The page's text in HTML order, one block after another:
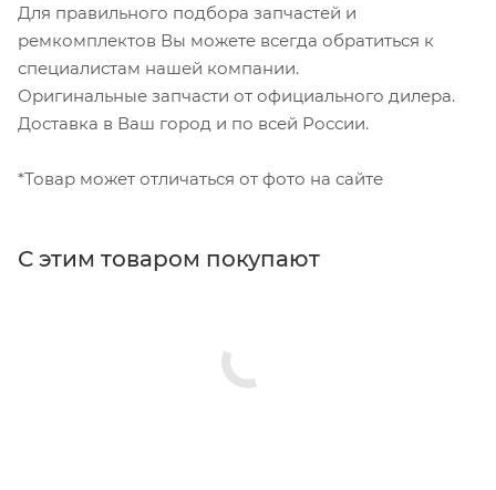
Для правильного подбора запчастей и
ремкомплектов Вы можете всегда обратиться к
специалистам нашей компании.
Оригинальные запчасти от официального дилера.
Доставка в Ваш город и по всей России.
*Товар может отличаться от фото на сайте
С этим товаром покупают